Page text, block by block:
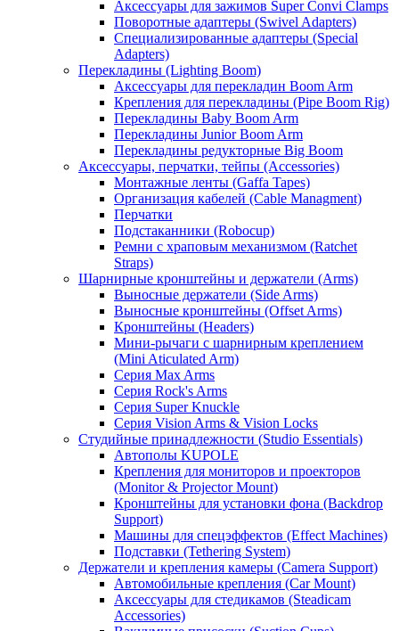
Аксессуары для зажимов Super Convi Clamps
Поворотные адаптеры (Swivel Adapters)
Специализированные адаптеры (Special
Adapters)
Перекладины (Lighting Boom)
Аксессуары для перекладин Boom Arm
Крепления для перекладины (Pipe Boom Rig)
Перекладины Baby Boom Arm
Перекладины Junior Boom Arm
Перекладины редукторные Big Boom
Аксессуары, перчатки, тейпы (Accessories)
Монтажные ленты (Gaffa Tapes)
Организация кабелей (Cable Managment)
Перчатки
Подстаканники (Robocup)
Ремни с храповым механизмом (Ratchet
Straps)
Шарнирные кронштейны и держатели (Arms)
Выносные держатели (Side Arms)
Выносные кронштейны (Offset Arms)
Кронштейны (Headers)
Мини-рычаги с шарнирным креплением
(Mini Aticulated Arm)
Серия Max Arms
Серия Rock's Arms
Серия Super Knuckle
Серия Vision Arms & Vision Locks
Студийные принадлежности (Studio Essentials)
Автополы KUPOLE
Крепления для мониторов и проекторов
(Monitor & Projector Mount)
Кронштейны для установки фона (Backdrop
Support)
Машины для спецэффектов (Effect Machines)
Подставки (Tethering System)
Держатели и крепления камеры (Camera Support)
Автомобильные крепления (Car Mount)
Аксессуары для стедикамов (Steadicam
Accessories)